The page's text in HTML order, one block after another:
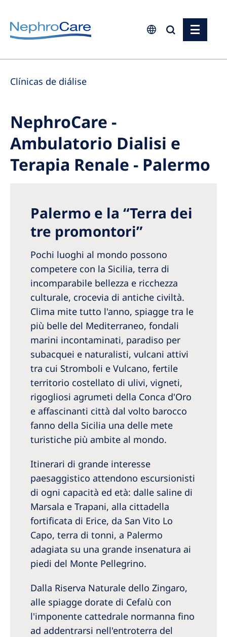
Europe
Czech Republic
Germany
Israel
Italy
Netherlands
Portugal
Romania
Russia
Serbia
Slovakia
Slovenia
Spain
Sweden
Switzerland
United Kingdom
Asia Pacific
Asia Pacific
Australia
Philippines
North America
United States of America
NephroCare International
Clínicas de diálise
NephroCare -
Ambulatorio Dialisi e
Terapia Renale - Palermo
Palermo e la “Terra dei
tre promontori”
Pochi luoghi al mondo possono
competere con la Sicilia, terra di
incomparabile bellezza e ricchezza
culturale, crocevia di antiche civiltà.
Clima mite tutto l'anno, spiagge tra le
più belle del Mediterraneo, fondali
marini incontaminati, paradiso per
subacquei e naturalisti, vulcani attivi
tra cui Stromboli e Vulcano, fertile
territorio costellato di ulivi, vigneti,
rigogliosi agrumeti della Conca d'Oro
e affascinanti città dal volto barocco
fanno della Sicilia una delle mete
turistiche più ambite al mondo.
Itinerari di grande interesse
paesaggistico attendono escursionisti
di ogni capacità ed età: dalle saline di
Marsala e Trapani, alla cittadella
fortificata di Erice, da San Vito Lo
Capo, terra di tonni, a Palermo
adagiata su una grande insenatura ai
piedi del Monte Pellegrino.
Dalla Riserva Naturale dello Zingaro,
alle spiagge dorate di Cefalù con
l'imponente cattedrale normanna fino
ad addentrarsi nell'entroterra del